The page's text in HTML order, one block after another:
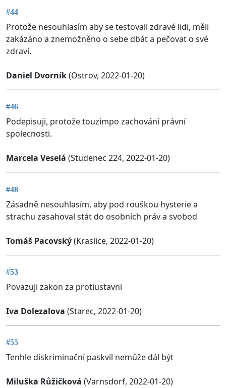
#44
Protože nesouhlasím aby se testovali zdravé lidi, měli
zakázáno a znemožněno o sebe dbát a pečovat o své
zdraví.
Daniel Dvorník(Ostrov, 2022-01-20)
#46
Podepisuji, protože touzimpo zachování právní
spolecnosti.
Marcela Veselá (Studenec 224, 2022-01-20)
#48
Zásadně nesouhlasím, aby pod rouškou hysterie a
strachu zasahoval stát do osobních práv a svobod
Tomáš Pacovský(Kraslice, 2022-01-20)
#53
Povazuji zakon za protiustavni
Iva Dolezalova (Starec, 2022-01-20)
#55
Tenhle diskriminační paskvil nemůže dál být
Miluška Růžičková (Varnsdorf, 2022-01-20)